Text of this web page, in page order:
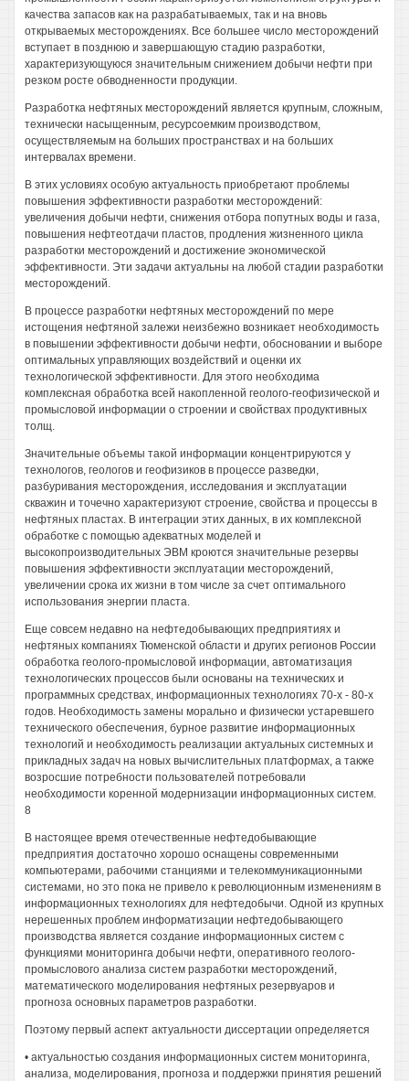
качества запасов как на разрабатываемых, так и на вновь
открываемых месторождениях. Все большее число месторождений
вступает в позднюю и завершающую стадию разработки,
характеризующуюся значительным снижением добычи нефти при
резком росте обводненности продукции.
Разработка нефтяных месторождений является крупным, сложным,
технически насыщенным, ресурсоемким производством,
осуществляемым на больших пространствах и на больших
интервалах времени.
В этих условиях особую актуальность приобретают проблемы
повышения эффективности разработки месторождений:
увеличения добычи нефти, снижения отбора попутных воды и газа,
повышения нефтеотдачи пластов, продления жизненного цикла
разработки месторождений и достижение экономической
эффективности. Эти задачи актуальны на любой стадии разработки
месторождений.
В процессе разработки нефтяных месторождений по мере
истощения нефтяной залежи неизбежно возникает необходимость
в повышении эффективности добычи нефти, обосновании и выборе
оптимальных управляющих воздействий и оценки их
технологической эффективности. Для этого необходима
комплексная обработка всей накопленной геолого-геофизической и
промысловой информации о строении и свойствах продуктивных
толщ.
Значительные объемы такой информации концентрируются у
технологов, геологов и геофизиков в процессе разведки,
разбуривания месторождения, исследования и эксплуатации
скважин и точечно характеризуют строение, свойства и процессы в
нефтяных пластах. В интеграции этих данных, в их комплексной
обработке с помощью адекватных моделей и
высокопроизводительных ЭВМ кроются значительные резервы
повышения эффективности эксплуатации месторождений,
увеличении срока их жизни в том числе за счет оптимального
использования энергии пласта.
Еще совсем недавно на нефтедобывающих предприятиях и
нефтяных компаниях Тюменской области и других регионов России
обработка геолого-промысловой информации, автоматизация
технологических процессов были основаны на технических и
программных средствах, информационных технологиях 70-х - 80-х
годов. Необходимость замены морально и физически устаревшего
технического обеспечения, бурное развитие информационных
технологий и необходимость реализации актуальных системных и
прикладных задач на новых вычислительных платформах, а также
возросшие потребности пользователей потребовали
необходимости коренной модернизации информационных систем.
8
В настоящее время отечественные нефтедобывающие
предприятия достаточно хорошо оснащены современными
компьютерами, рабочими станциями и телекоммуникационными
системами, но это пока не привело к революционным изменениям в
информационных технологиях для нефтедобычи. Одной из крупных
нерешенных проблем информатизации нефтедобывающего
производства является создание информационных систем с
функциями мониторинга добычи нефти, оперативного геолого-
промыслового анализа систем разработки месторождений,
математического моделирования нефтяных резервуаров и
прогноза основных параметров разработки.
Поэтому первый аспект актуальности диссертации определяется
• актуальностью создания информационных систем мониторинга,
анализа, моделирования, прогноза и поддержки принятия решений